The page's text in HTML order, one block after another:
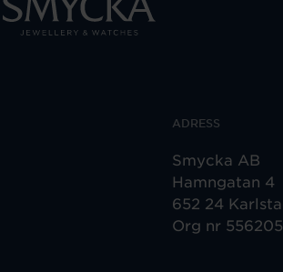
ADRESS
Smycka AB
Hamngatan 4
652 24
Org nr